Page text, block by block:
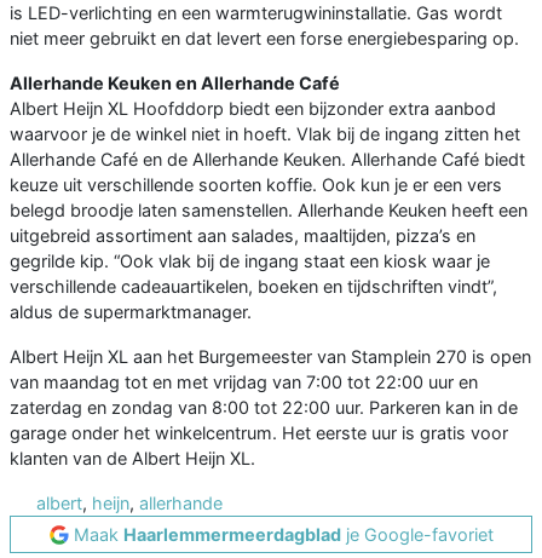
is LED-verlichting en een warmterugwininstallatie. Gas wordt
niet meer gebruikt en dat levert een forse energiebesparing op.
Allerhande Keuken en Allerhande Café
Albert Heijn XL Hoofddorp biedt een bijzonder extra aanbod
waarvoor je de winkel niet in hoeft. Vlak bij de ingang zitten het
Allerhande Café en de Allerhande Keuken. Allerhande Café biedt
keuze uit verschillende soorten koffie. Ook kun je er een vers
belegd broodje laten samenstellen. Allerhande Keuken heeft een
uitgebreid assortiment aan salades, maaltijden, pizza’s en
gegrilde kip. “Ook vlak bij de ingang staat een kiosk waar je
verschillende cadeauartikelen, boeken en tijdschriften vindt”,
aldus de supermarktmanager.
Albert Heijn XL aan het Burgemeester van Stamplein 270 is open
van maandag tot en met vrijdag van 7:00 tot 22:00 uur en
zaterdag en zondag van 8:00 tot 22:00 uur. Parkeren kan in de
garage onder het winkelcentrum. Het eerste uur is gratis voor
klanten van de Albert Heijn XL.
albert, heijn, allerhande
Maak Haarlemmermeerdagbladje Google-favoriet